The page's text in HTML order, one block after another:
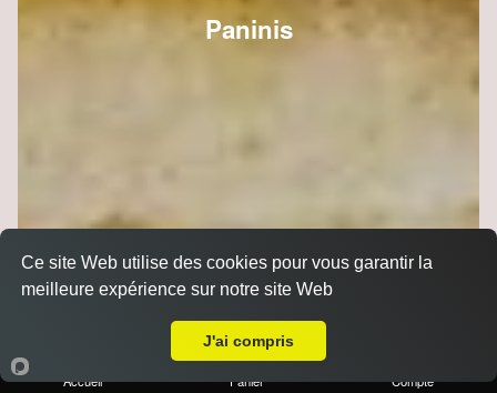
Paninis
Accueil Panier Compte
Ce site Web utilise des cookies pour vous garantir la
meilleure expérience sur notre site Web
J'ai compris